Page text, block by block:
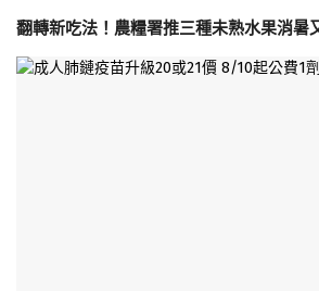
翻轉新吃法！農糧署推三種未熟水果消暑